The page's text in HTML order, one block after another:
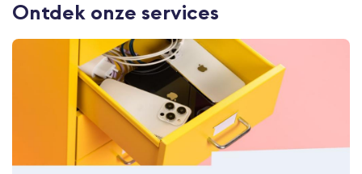
Ontdek onze services